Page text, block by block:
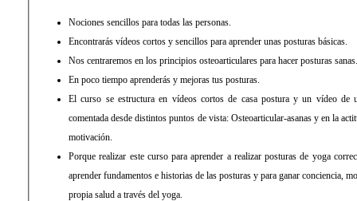
Nociones sencillos para todas las personas.
Encontrarás vídeos cortos y sencillos para aprender unas posturas básicas.
Nos centraremos en los principios osteoarticulares para hacer posturas sanas.
En poco tiempo aprenderás y mejoras tus posturas.
El curso se estructura en vídeos cortos de casa postura y un vídeo de
comentada desde distintos puntos de vista: Osteoarticular-asanas y en la
motivación.
Porque realizar este curso para aprender a realizar posturas de yoga
aprender fundamentos e historias de las posturas y para ganar conciencia,
propia salud a través del yoga.